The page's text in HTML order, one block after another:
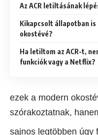
Az ACR letiltásának
Kikapcsolt állapotban
okostévé?
Ha letiltom az ACR-t,
funkciók vagy a Netflix?
ezek a modern
szórakoztatnak,
sajnos legtöbben úgy